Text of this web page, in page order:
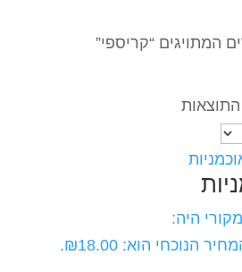
המתויגים “קריספי”
היה:
הנוכחי הוא: ₪18.00.